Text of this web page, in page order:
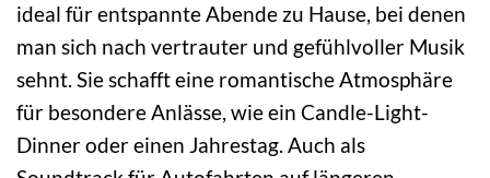
ideal für entspannte Abende zu Hause, bei denen
man sich nach vertrauter und gefühlvoller Musik
sehnt. Sie schafft eine romantische Atmosphäre
für besondere Anlässe, wie ein Candle-Light-
Dinner oder einen Jahrestag. Auch als